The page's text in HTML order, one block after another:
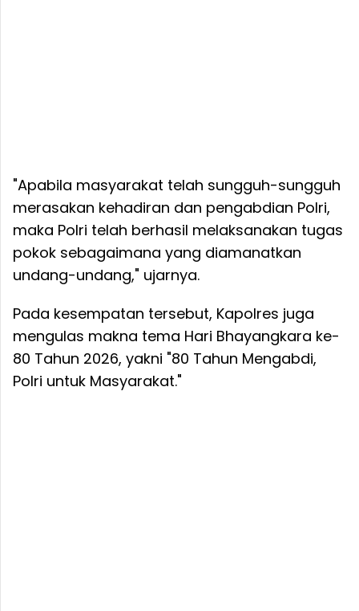
"Apabila masyarakat telah sungguh-sungguh
merasakan kehadiran dan pengabdian Polri,
maka Polri telah berhasil melaksanakan tugas
pokok sebagaimana yang diamanatkan
undang-undang," ujarnya.
Pada kesempatan tersebut, Kapolres juga
mengulas makna tema Hari Bhayangkara ke-
80 Tahun 2026, yakni "80 Tahun Mengabdi,
Polri untuk Masyarakat."